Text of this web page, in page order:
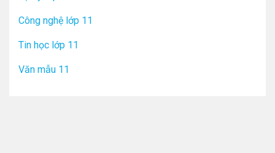
Công nghệ lớp 11
Tin học lớp 11
Văn mẫu 11